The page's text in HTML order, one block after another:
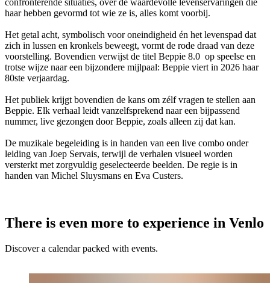
confronterende situaties, over de waardevolle levenservaringen die
haar hebben gevormd tot wie ze is, alles komt voorbij.
Het getal acht, symbolisch voor oneindigheid én het levenspad dat
zich in lussen en kronkels beweegt, vormt de rode draad van deze
voorstelling. Bovendien verwijst de titel Beppie 8.0 op speelse en
trotse wijze naar een bijzondere mijlpaal: Beppie viert in 2026 haar
80ste verjaardag.
Het publiek krijgt bovendien de kans om zélf vragen te stellen aan
Beppie. Elk verhaal leidt vanzelfsprekend naar een bijpassend
nummer, live gezongen door Beppie, zoals alleen zij dat kan.
De muzikale begeleiding is in handen van een live combo onder
leiding van Joep Servais, terwijl de verhalen visueel worden
versterkt met zorgvuldig geselecteerde beelden. De regie is in
handen van Michel Sluysmans en Eva Custers.
There is even more to experience in Venlo
Discover a calendar packed with events.